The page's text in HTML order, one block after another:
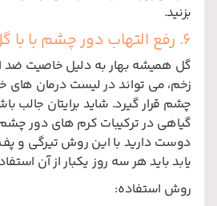
بزنید.
6. رفع التهاب دور چشم با با گل همیشه بهار
گل همیشه بهار به دلیل خاصیت ضد
زخم، می تواند در لیست درمان های
چشم قرار گیرد. شاید برایتان جالب
گیاهی در ترکیبات کرم های دور چشم
دوست دارید با این روش تیرگی و
یابد باید هر سه روز یکبار از آن
روش استفاده: